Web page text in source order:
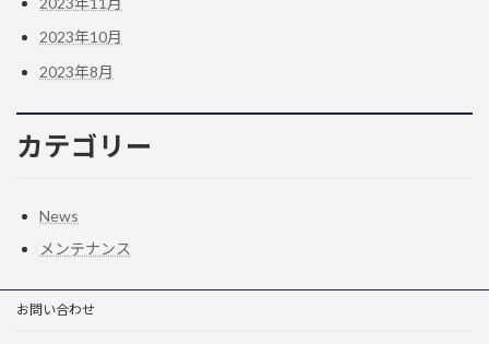
2023年10月
2023年8月
カテゴリー
News
メンテナンス
お問い合わせ